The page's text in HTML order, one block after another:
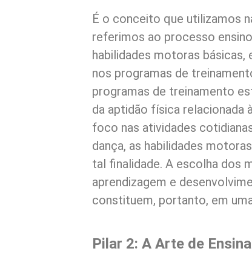
É o conceito que utilizamos
referimos ao processo
habilidades motoras
nos programas de
programas de treinamento
da aptidão física relacionada
foco nas atividades
dança, as habilidades
tal finalidade. A escolha dos
aprendizagem e
constituem, portanto, em
Pilar 2: A Arte de